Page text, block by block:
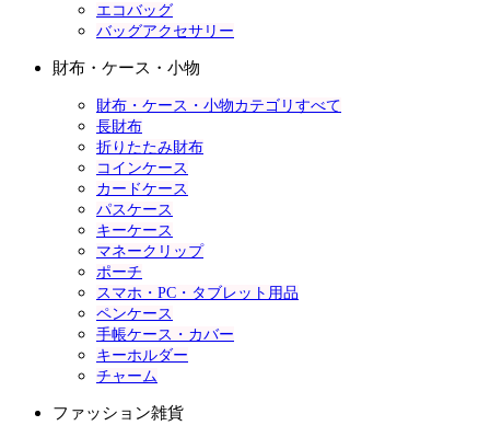
エコバッグ
バッグアクセサリー
財布・ケース・小物
財布・ケース・小物カテゴリすべて
長財布
折りたたみ財布
コインケース
カードケース
パスケース
キーケース
マネークリップ
ポーチ
スマホ・PC・タブレット用品
ペンケース
手帳ケース・カバー
キーホルダー
チャーム
ファッション雑貨